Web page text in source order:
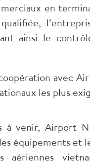
en
ainsi le
avec
les plus
à venir, Airport
équipements et
aériennes